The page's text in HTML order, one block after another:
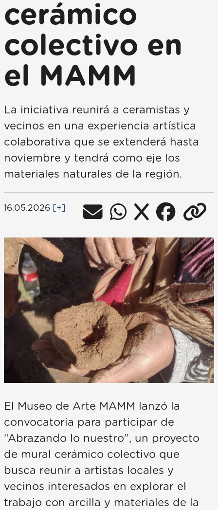
cerámico
colectivo en
el MAMM
La iniciativa reunirá a ceramistas y
vecinos en una experiencia artística
colaborativa que se extenderá hasta
noviembre y tendrá como eje los
materiales naturales de la región.
16.05.2026 [+]
El Museo de Arte MAMM lanzó la
convocatoria para participar de
“Abrazando lo nuestro”, un proyecto
de mural cerámico colectivo que
busca reunir a artistas locales y
vecinos interesados en explorar el
trabajo con arcilla y materiales de la